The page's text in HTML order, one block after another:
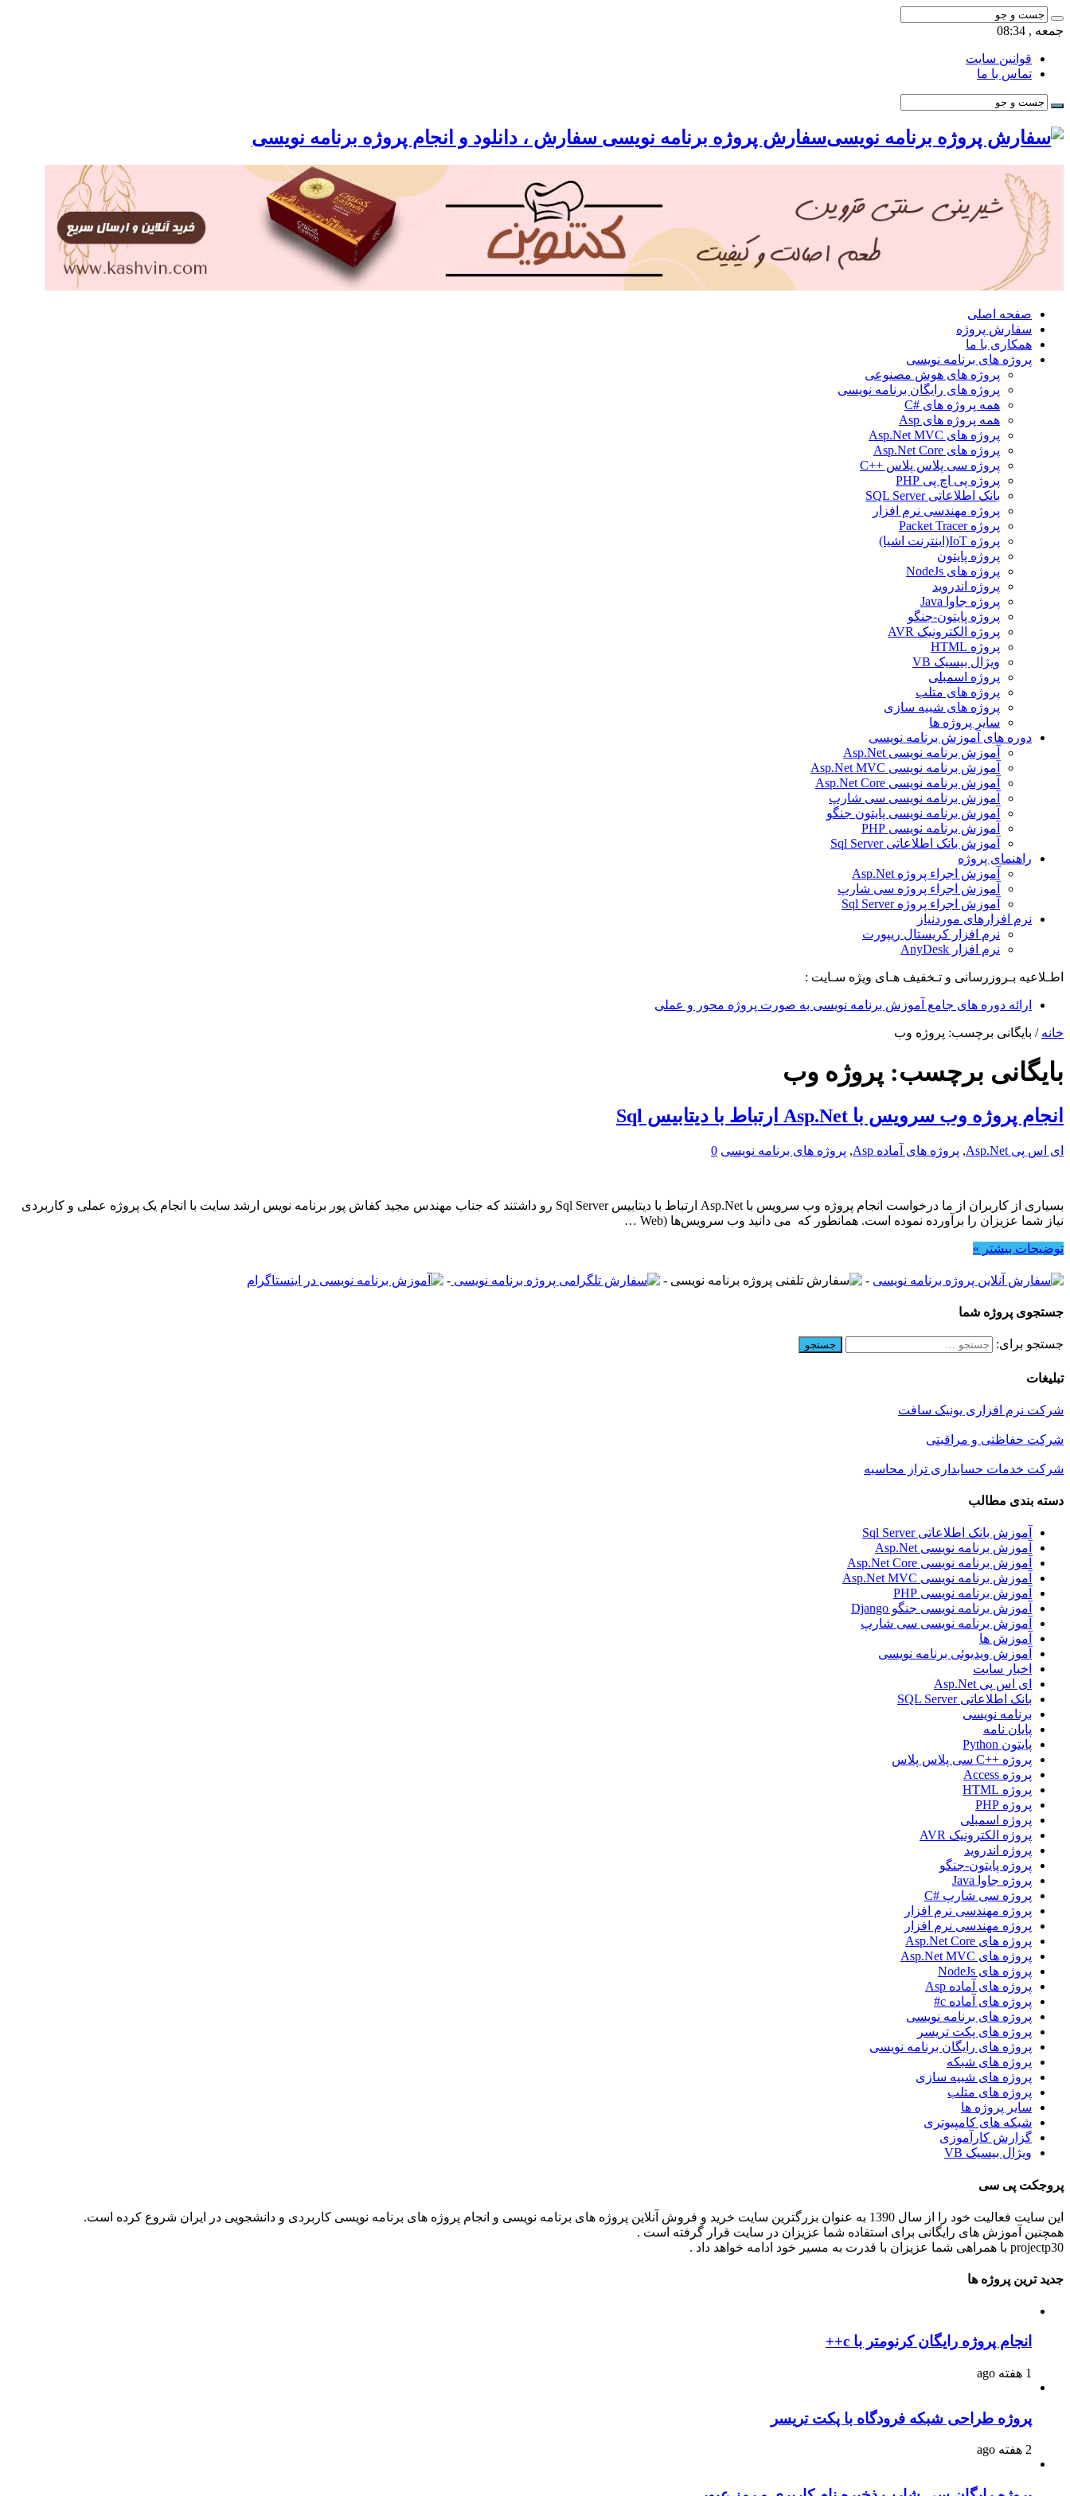
جمعه , 08:34
قوانین سایت
تماس با ما
سفارش پروژه برنامه نویسی سفارش ، دانلود و انجام پروژه برنامه نویسی
صفحه اصلی
سفارش پروژه
همکاری با ما
پروژه های برنامه نویسی
پروژه های هوش مصنوعی
پروژه های رایگان برنامه نویسی
همه پروژه های #C
همه پروژه های Asp
پروژه های Asp.Net MVC
پروژه های Asp.Net Core
پروژه سی پلاس پلاس ++C
پروژه پی اچ پی PHP
بانک اطلاعاتی SQL Server
پروژه مهندسی نرم افزار
پروژه Packet Tracer
پروژه IoT(اینترنت اشیا)
پروژه پایتون
پروژه های NodeJs
پروژه اندروید
پروژه جاوا Java
پروژه پایتون-جنگو
پروژه الکترونیک AVR
پروژه HTML
ویژال بیسیک VB
پروژه اسمبلی
پروژه های متلب
پروژه های شبیه سازی
سایر پروژه ها
دوره های آموزش برنامه نویسی
آموزش برنامه نویسی Asp.Net
آموزش برنامه نویسی Asp.Net MVC
آموزش برنامه نویسی Asp.Net Core
آموزش برنامه نویسی سی شارپ
آموزش برنامه نویسی پایتون جنگو
آموزش برنامه نویسی PHP
آموزش بانک اطلاعاتی Sql Server
راهنمای پروژه
آموزش اجراء پروژه Asp.Net
آموزش اجراء پروژه سی شارپ
آموزش اجراء پروژه Sql Server
نرم افزارهای موردنیاز
نرم افزار کریستال ریپورت
نرم افزار AnyDesk
اطـلاعیه بـروزرسانی و تـخفیف هـای ویژه سـایت :
ارائه دوره های جامع آموزش برنامه نویسی به صورت پروژه محور و عملی
خانه / بایگانی برچسب: پروژه وب
بایگانی برچسب: پروژه وب
انجام پروژه وب سرویس با Asp.Net ارتباط با دیتابیس Sql
ای اس پی Asp.Net , پروژه های آماده Asp , پروژه های برنامه نویسی 0
بسیاری از کاربران از ما درخواست انجام پروژه وب سرویس با Asp.Net ارتباط با دیتابیس Sql Server رو داشتند که جناب مهندس مجید کفاش پور برنامه نویس ارشد سایت با انجام یک پروژه عملی و کاربردی
نیاز شما عزیزان را برآورده نموده است. همانطور که می دانید وب‌ سرویس‌ها (Web …
توضیحات بیشتر »
-
-
-
جستجوی پروژه شما
جستجو برای:
تبلیغات
شرکت نرم افزاری یونیک سافت
شرکت حفاظتی و مراقبتی
شرکت خدمات حسابداری تراز محاسبه
دسته بندی مطالب
آموزش بانک اطلاعاتی Sql Server
آموزش برنامه نویسی Asp.Net
آموزش برنامه نویسی Asp.Net Core
آموزش برنامه نویسی Asp.Net MVC
آموزش برنامه نویسی PHP
آموزش برنامه نویسی جنگو Django
آموزش برنامه نویسی سی شارپ
آموزش ها
آموزش ویدیوئی برنامه نویسی
اخبار سایت
ای اس پی Asp.Net
بانک اطلاعاتی SQL Server
برنامه نویسی
پایان نامه
پایتون Python
پروژه ++C سی پلاس پلاس
پروژه Access
پروژه HTML
پروژه PHP
پروژه اسمبلی
پروژه الکترونیک AVR
پروژه اندروید
پروژه پایتون-جنگو
پروژه جاوا Java
پروژه سی شارپ #C
پروژه مهندسی نرم افزار
پروژه مهندسی نرم افزار
پروژه های Asp.Net Core
پروژه های Asp.Net MVC
پروژه های NodeJs
پروژه های آماده Asp
پروژه های آماده c#
پروژه های برنامه نویسی
پروژه های پکت تریسر
پروژه های رایگان برنامه نویسی
پروژه های شبکه
پروژه های شبیه سازی
پروژه های متلب
سایر پروژه ها
شبکه های کامپیوتری
گزارش کارآموزی
ویژال بیسیک VB
پروجکت پی سی
این سایت فعالیت خود را از سال 1390 به عنوان بزرگترین سایت خرید و فروش آنلاین پروژه های برنامه نویسی و انجام پروژه های برنامه نویسی کاربردی و دانشجویی در ایران شروع کرده است.
همچنین آموزش های رایگانی برای استفاده شما عزیزان در سایت قرار گرفته است .
projectp30 با همراهی شما عزیزان با قدرت به مسیر خود ادامه خواهد داد .
جدید ترین پروژه ها
انجام پروژه رایگان کرنومتر با c++
1 هفته ago
پروژه طراحی شبکه فرودگاه با پکت تریسر
2 هفته ago